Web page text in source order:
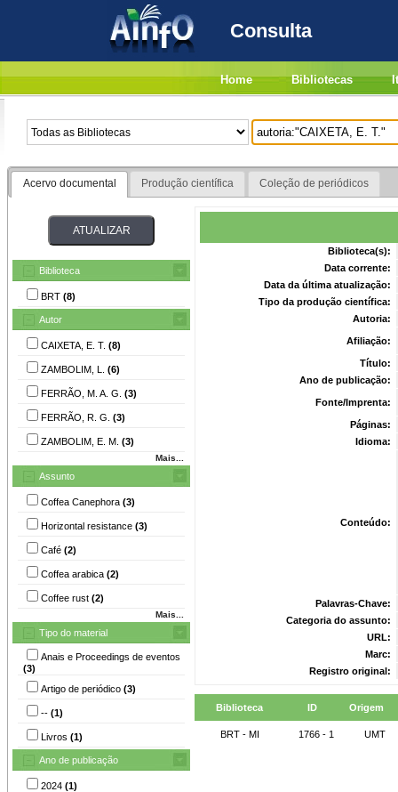
Consulta
Home Bibliotecas
Acervo documental Produção científica Coleção de periódicos
Biblioteca
BRT (8)
Autor
CAIXETA, E. T. (8)
ZAMBOLIM, L. (6)
FERRÃO, M. A. G. (3)
FERRÃO, R. G. (3)
ZAMBOLIM, E. M. (3)
Mais...
Assunto
Coffea Canephora (3)
Horizontal resistance (3)
Café (2)
Coffea arabica (2)
Coffee rust (2)
Mais...
Tipo do material
Anais e Proceedings de eventos
(3)
Artigo de periódico (3)
-- (1)
Livros (1)
Ano de publicação
2024 (1)
Biblioteca(s):
Data corrente:
Data da última atualização:
Tipo da produção científica:
Autoria:
Afiliação:
Título:
Ano de publicação:
Fonte/Imprenta:
Páginas:
Idioma:
Conteúdo:
Palavras-Chave:
Categoria do assunto:
URL:
Marc:
Registro original:
Biblioteca ID Origem
BRT - MI 1766 - 1 UMT